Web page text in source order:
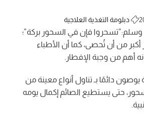
دبلومة التغذية العلاجية
وسلم:”تسحروا فإن في السحور بركة”؛
من أن تُحصى، كما أن الأطباء
أهم من وجبة الإفطار.
يوصون دائمًا بـ تناول أنواع معينة من
حتى يستطيع الصائم إكمال يومه